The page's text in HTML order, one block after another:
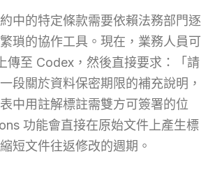
中的特定條款需要依賴法務部門逐
瑣的協作工具。現在，業務人員可
傳至 Codex，然後直接要求：「請
段關於資料保密期限的補充說明，
中用註解標註需雙方可簽署的位
功能會直接在原始文件上產生標
短文件往返修改的週期。